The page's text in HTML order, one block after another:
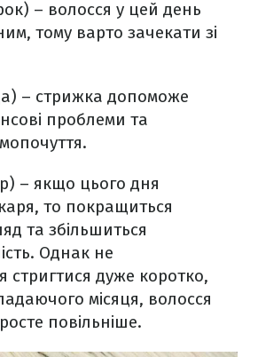
– волосся у цей день
тому варто зачекати зі
– стрижка допоможе
проблеми та
– якщо цього дня
то покращиться
та збільшиться
Однак не
стригтися дуже коротко,
місяця, волосся
повільніше.